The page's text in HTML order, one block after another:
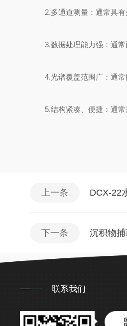
2.多通道测量：通常具有
3.数据处理能力强：通常
4.光谱覆盖范围广：通常
5.结构紧凑、便捷：通常
上一条 DCX-22
下一条 沉积物
联系我们